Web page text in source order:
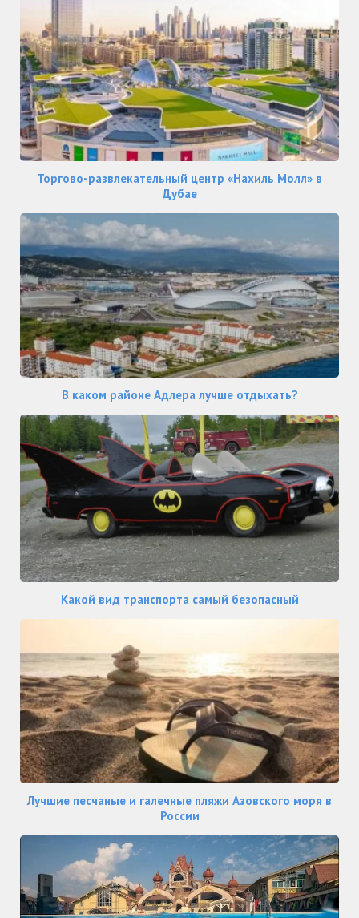
Торгово-развлекательный центр «Нахиль Молл» в
Дубае
В каком районе Адлера лучше отдыхать?
Какой вид транспорта самый безопасный
Лучшие песчаные и галечные пляжи Азовского моря в
России